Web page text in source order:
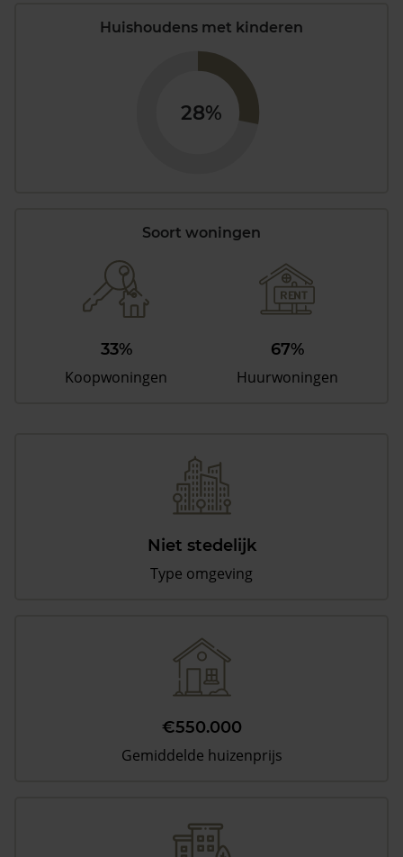
Huishoudens met kinderen
28%
Soort woningen
33%
Koopwoningen
67%
Huurwoningen
Niet stedelijk
Type omgeving
€550.000
Gemiddelde huizenprijs